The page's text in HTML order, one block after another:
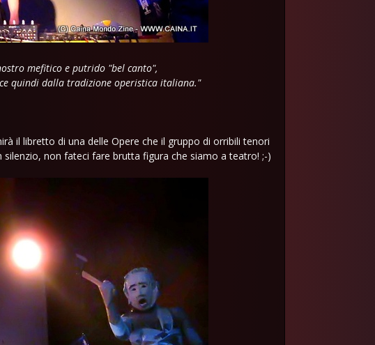
mefitico e putrido "bel canto",
quindi dalla tradizione operistica italiana."
il libretto di una delle Opere che il gruppo di orribili tenori
non fateci fare brutta figura che siamo a teatro! ;-)